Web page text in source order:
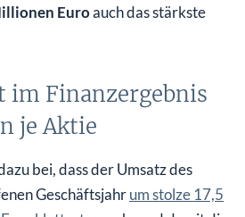
Euroauch das stärkste
im Finanzergebnis
je Aktie
bei, dass der Umsatz des
Geschäftsjahrum stolze 17,5